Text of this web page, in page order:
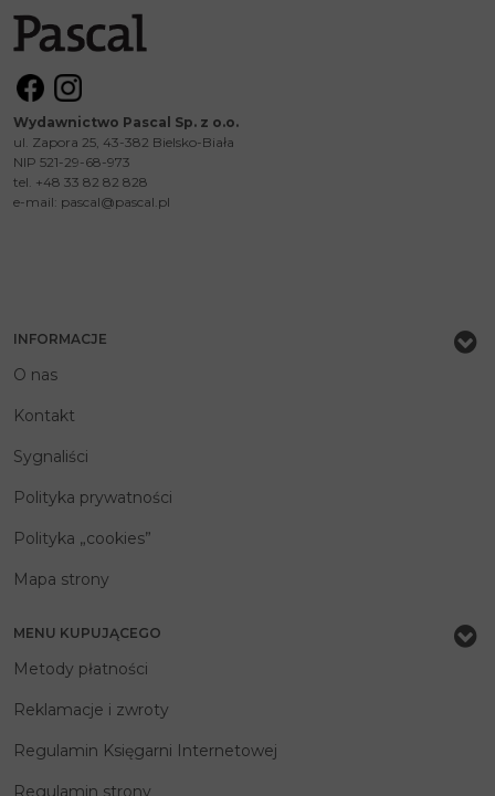
Wydawnictwo Pascal Sp. z o.o.
ul. Zapora 25, 43-382 Bielsko-Biała
NIP 521-29-68-973
tel. +48 33 82 82 828
e-mail: pascal@pascal.pl
INFORMACJE
O nas
Kontakt
Sygnaliści
Polityka prywatności
Polityka „cookies”
Mapa strony
MENU KUPUJĄCEGO
Metody płatności
Reklamacje i zwroty
Regulamin Księgarni Internetowej
Regulamin strony